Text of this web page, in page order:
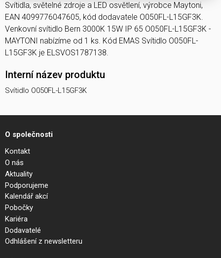
Svítidla, světelné zdroje a LED osvětlení, výrobce Maytoni,
EAN 4099776047605, kód dodavatele O050FL-L15GF3K.
Venkovní svítidlo Bern 3000K 15W IP 65 O050FL-L15GF3K -
MAYTONI nabízíme od 1 ks. Kód EMAS Svítidlo O050FL-
L15GF3K je ELSVOS1787138.
Interní název produktu
Svítidlo O050FL-L15GF3K
O společnosti
Kontakt
O nás
Aktuality
Podporujeme
Kalendář akcí
Pobočky
Kariéra
Dodavatelé
Odhlášení z newsletteru